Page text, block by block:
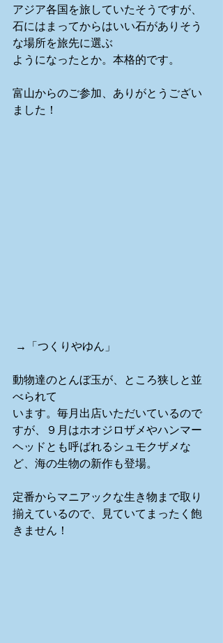
アジア各国を旅していたそうですが、
石にはまってからはいい石がありそう
な場所を旅先に選ぶ
ようになったとか。本格的です。
富山からのご参加、ありがとうござい
ました！
→「つくりやゆん」
動物達のとんぼ玉が、ところ狭しと並
べられて
います。毎月出店いただいているので
すが、９月はホオジロザメやハンマー
ヘッドとも呼ばれるシュモクザメな
ど、海の生物の新作も登場。
定番からマニアックな生き物まで取り
揃えているので、見ていてまったく飽
きません！